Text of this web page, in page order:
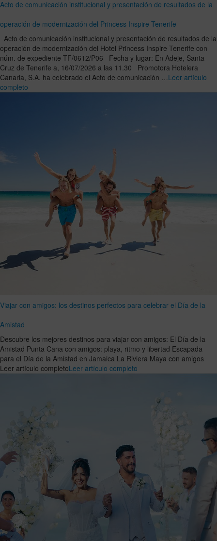
Acto de comunicación institucional y presentación de resultados de la
operación de modernización del Princess Inspire Tenerife
Acto de comunicación institucional y presentación de resultados de la
operación de modernización del Hotel Princess Inspire Tenerife con
núm. de expediente TF/0612/P06 Fecha y lugar: En Adeje, Santa
Cruz de Tenerife a, 16/07/2026 a las 11.30 Promotora Hotelera
Canaria, S.A. ha celebrado el Acto de comunicación …Leer artículo
completo
Viajar con amigos: los destinos perfectos para celebrar el Día de la
Amistad
Descubre los mejores destinos para viajar con amigos: El Día de la
Amistad Punta Cana con amigos: playa, ritmo y libertad Escapada
para el Día de la Amistad en Jamaica La Riviera Maya con amigos
Leer artículo completoLeer artículo completo